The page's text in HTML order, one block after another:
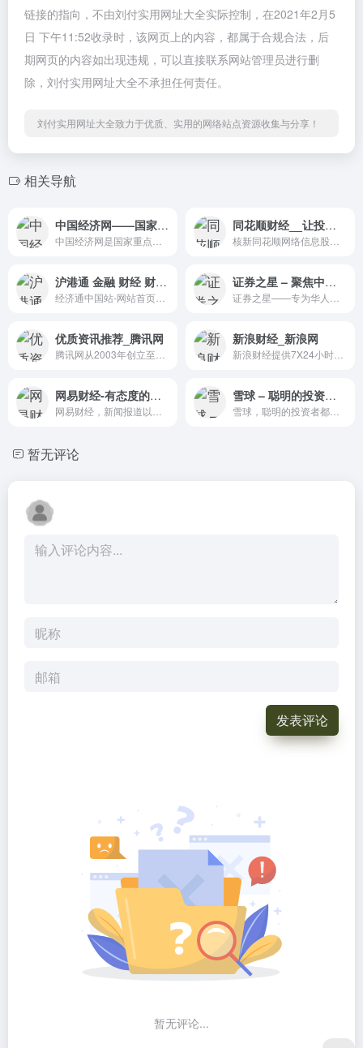
链接的指向，不由刘付实用网址大全实际控制，在2021年2月5
日 下午11:52收录时，该网页上的内容，都属于合规合法，后
期网页的内容如出现违规，可以直接联系网站管理员进行删
除，刘付实用网址大全不承担任何责任。
刘付实用网址大全致力于优质、实用的网络站点资源收集与分享！
相关导航
中国经济网——国家经济门户 同花顺财经__让投资变得更简单
沪港通 金融 财经 财金博客 港股行情-经济通中国站 证券之星 – 聚焦中国好投资，提供大盘指数、行情数据、财经、股票、基金、期货、外汇、黄金等多种信息服务
优质资讯推荐_腾讯网 新浪财经_新浪网
网易财经-有态度的财经门户 雪球 – 聪明的投资者都在这里
暂无评论
发表评论
暂无评论...